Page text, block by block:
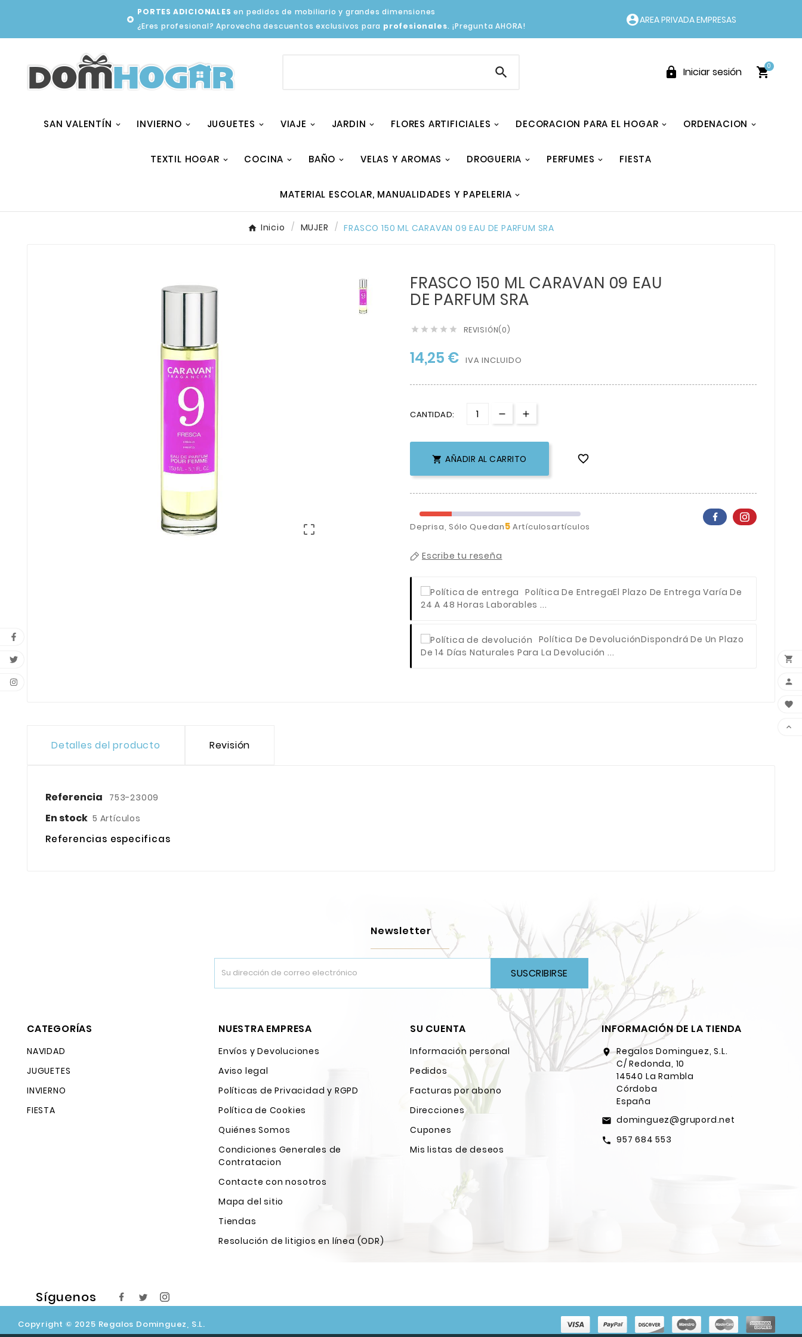

PORTES ADICIONALES en pedidos de mobiliario y grandes dimensiones
¿Eres profesional? Aprovecha descuentos exclusivos para profesionales. ¡Pregunta AHORA! account_circleAREA PRIVADA EMPRESAS
  Iniciar sesión 
0
SAN VALENTÍN INVIERNO JUGUETES VIAJE JARDIN FLORES ARTIFICIALES DECORACION PARA EL HOGAR ORDENACION
TEXTIL HOGAR COCINA BAÑO VELAS Y AROMAS DROGUERIA PERFUMES FIESTA
MATERIAL ESCOLAR, MANUALIDADES Y PAPELERIA
Inicio MUJER FRASCO 150 ML CARAVAN 09 EAU DE PARFUM SRA

FRASCO 150 ML CARAVAN 09 EAU
DE PARFUM SRA
     REVISIÓN(0)
14,25 € IVA INCLUIDO
CANTIDAD:
 AÑADIR AL CARRITO 
Deprisa, Sólo Quedan5 Artículosartículos
Escribe tu reseña
Política De EntregaEl Plazo De Entrega Varía De
24 A 48 Horas Laborables ...
Política De DevoluciónDispondrá De Un Plazo
De 14 Días Naturales Para La Devolución ...
Detalles del producto Revisión
Referencia 753-23009
En stock 5 Artículos
Referencias especificas
Newsletter
SUSCRIBIRSE
CATEGORÍAS
NAVIDAD
JUGUETES
INVIERNO
FIESTA
NUESTRA EMPRESA
Envíos y Devoluciones
Aviso legal
Políticas de Privacidad y RGPD
Política de Cookies
Quiénes Somos
Condiciones Generales de
Contratacion
Contacte con nosotros
Mapa del sitio
Tiendas
Resolución de litigios en línea (ODR)
SU CUENTA
Información personal
Pedidos
Facturas por abono
Direcciones
Cupones
Mis listas de deseos
INFORMACIÓN DE LA TIENDA
location_on Regalos Dominguez, S.L.
C/ Redonda, 10
14540 La Rambla
Córdoba
España
email dominguez@grupord.net
call 957 684 553




Síguenos
Copyright © 2025 Regalos Dominguez, S.L.